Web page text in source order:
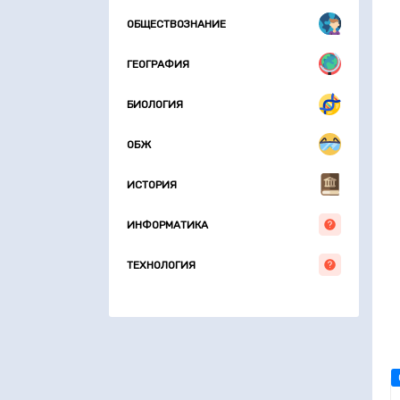
ОБЩЕСТВОЗНАНИЕ
ГЕОГРАФИЯ
БИОЛОГИЯ
ОБЖ
ИСТОРИЯ
ИНФОРМАТИКА
ТЕХНОЛОГИЯ